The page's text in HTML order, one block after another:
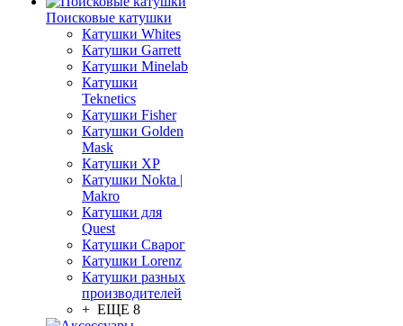
Поисковые катушки
Катушки Whites
Катушки Garrett
Катушки Minelab
Катушки
Teknetics
Катушки Fisher
Катушки Golden
Mask
Катушки XP
Катушки Nokta |
Makro
Катушки для
Quest
Катушки Сварог
Катушки Lorenz
Катушки разных
производителей
+ ЕЩЕ 8